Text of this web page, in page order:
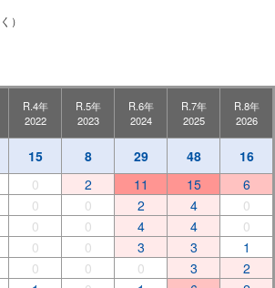
）
R.4年
2022
R.5年
2023
R.6年
2024
R.7年
2025
R.8年
2026
15 8 29 48 16
0 2 11 15 6
0 0 2 4 0
0 0 4 4 0
0 0 3 3 1
0 0 0 3 2